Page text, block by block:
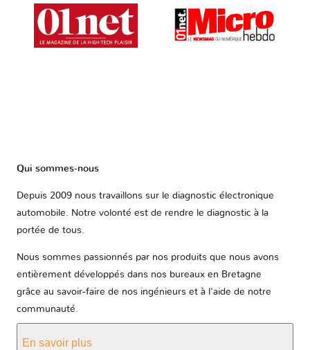
Qui sommes-nous
Depuis 2009 nous travaillons sur le diagnostic électronique
automobile. Notre volonté est de rendre le diagnostic à la
portée de tous.
Nous sommes passionnés par nos produits que nous avons
entièrement développés dans nos bureaux en Bretagne
grâce au savoir-faire de nos ingénieurs et à l'aide de notre
communauté.
En savoir plus